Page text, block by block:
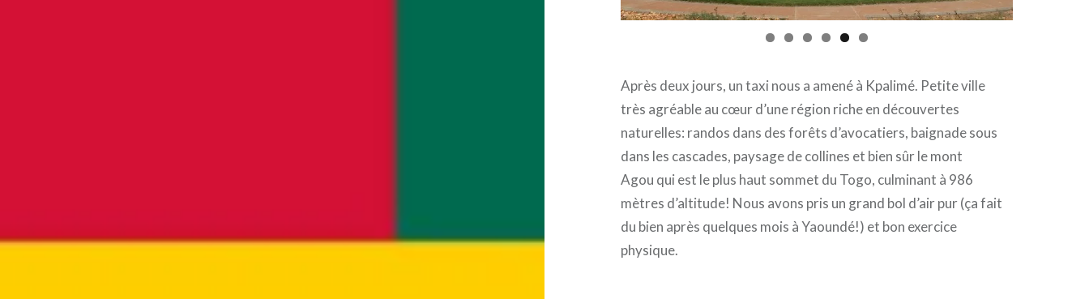
Après deux jours, un taxi nous a amené à Kpalimé. Petite ville
très agréable au cœur d’une région riche en découvertes
naturelles: randos dans des forêts d’avocatiers, baignade sous
dans les cascades, paysage de collines et bien sûr le mont
Agou qui est le plus haut sommet du Togo, culminant à 986
mètres d’altitude! Nous avons pris un grand bol d’air pur (ça fait
du bien après quelques mois à Yaoundé!) et bon exercice
physique.